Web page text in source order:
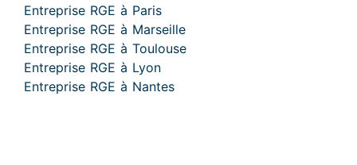
Entreprise RGE à Paris
Entreprise RGE à Marseille
Entreprise RGE à Toulouse
Entreprise RGE à Lyon
Entreprise RGE à Nantes